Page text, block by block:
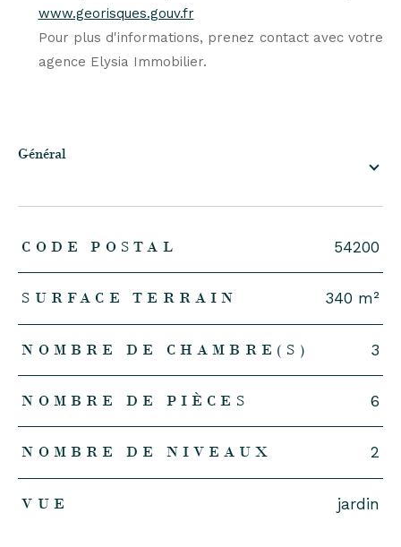
www.georisques.gouv.fr
Pour plus d'informations, prenez contact avec votre
agence Elysia Immobilier.
général
TRAD_ZEPHYR_Caracteristique TRAD_ZEPHYR_Valeurs
CODE POSTAL 54200
SURFACE TERRAIN 340 m²
NOMBRE DE CHAMBRE(S) 3
NOMBRE DE PIÈCES 6
NOMBRE DE NIVEAUX 2
VUE jardin